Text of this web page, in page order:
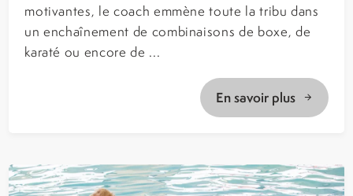
motivantes, le coach emmène toute la tribu dans
un enchaînement de combinaisons de boxe, de
karaté ou encore de ...
En savoir plus